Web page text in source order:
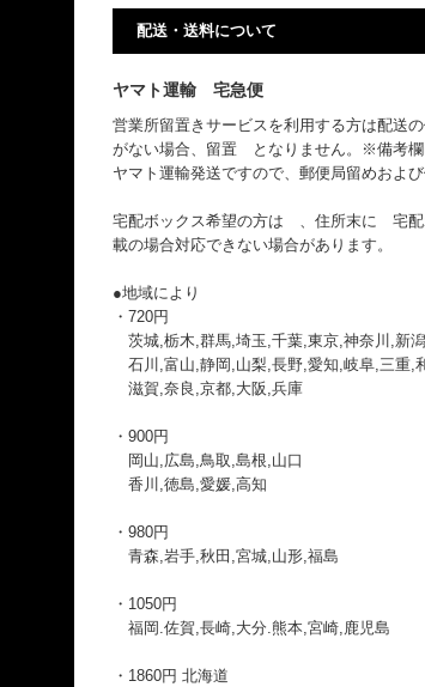
配送・送料について
ヤマト運輸 宅急便
営業所留置きサービスを利用する方は配
がない場合、留置 となりません。※備考
ヤマト運輸発送ですので、郵便局留めおよ
宅配ボックス希望の方は 、住所末に 宅
載の場合対応できない場合があります。
●地域により
・720円
茨城,栃木,群馬,埼玉,千葉,東京,神奈川,新
石川,富山,静岡,山梨,長野,愛知,岐阜,三重,
滋賀,奈良,京都,大阪,兵庫
・900円
岡山,広島,鳥取,島根,山口
香川,徳島,愛媛,高知
・980円
青森,岩手,秋田,宮城,山形,福島
・1050円
福岡.佐賀,長崎,大分.熊本,宮崎,鹿児島
・1860円 北海道